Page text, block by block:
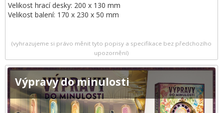
Velikost hrací desky: 200 x 130 mm
Velikost balení: 170 x 230 x 50 mm
(vyhrazujeme si právo měnit tyto popisy a specifikace bez předchozího
upozornění)
Výpravy do minulosti